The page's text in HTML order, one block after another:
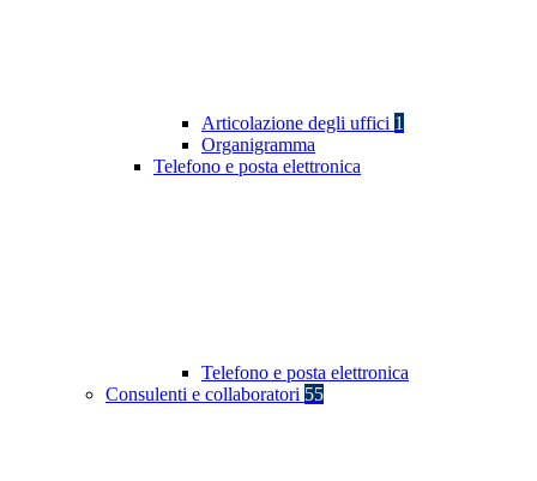
Articolazione degli uffici 1
Organigramma
Telefono e posta elettronica
Telefono e posta elettronica
Consulenti e collaboratori 55